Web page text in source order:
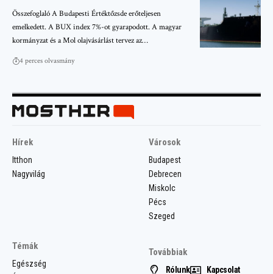
Összefoglaló A Budapesti Értéktőzsde erőteljesen
emelkedett. A BUX index 7%-ot gyarapodott. A magyar
kormányzat és a Mol olajvásárlást tervez az…
4 perces olvasmány
Hírek
Itthon
Nagyvilág
Városok
Budapest
Debrecen
Miskolc
Pécs
Szeged
Témák
Egészség
Továbbiak
Rólunk Kapcsolat